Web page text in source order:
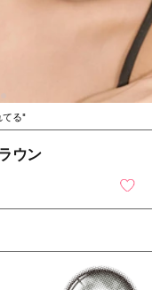
る
ウン